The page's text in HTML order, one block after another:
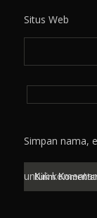
Situs Web
Simpan nama,
untuk